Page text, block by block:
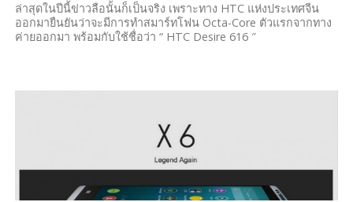
ล่าสุดในปีนี้ข่าวลือนั้นก็เป็นจริง เพราะทาง HTC แห่งประเทศจีน
ออกมายืนยันว่าจะมีการทำสมาร์ทโฟน Octa-Core ตัวแรกจากทาง
ค่ายออกมา พร้อมกับใช้ชื่อว่า “ HTC Desire 616 ″